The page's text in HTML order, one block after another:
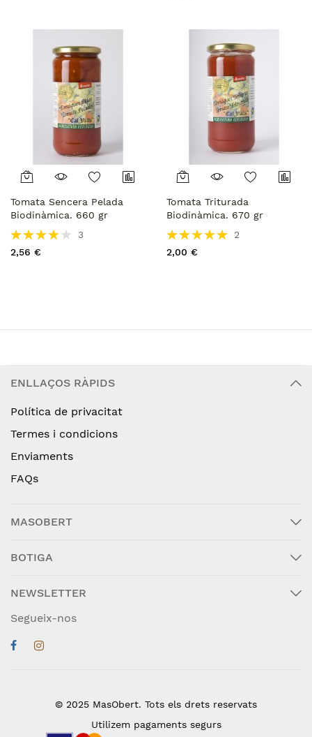
Tomata Sencera Pelada
Biodinàmica. 660 gr
Rating:
78%
3
2,56 €
Tomata Triturada
Biodinàmica. 670 gr
Rating:
100%
2
2,00 €
ENLLAÇOS RÀPIDS
Política de privacitat
Termes i condicions
Enviaments
FAQs
MASOBERT
BOTIGA
NEWSLETTER
Segueix-nos
© 2025 MasObert. Tots els drets reservats
Utilizem pagaments segurs